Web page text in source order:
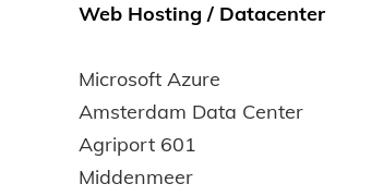
Web Hosting / Datacenter
Microsoft Azure
Amsterdam Data Center
Agriport 601
Middenmeer